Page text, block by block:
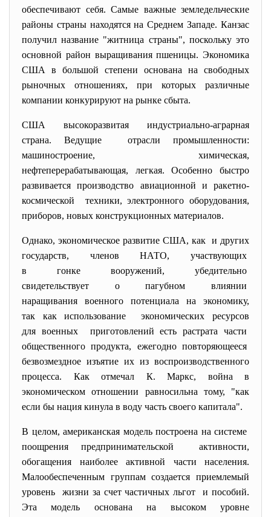
обеспечивают себя. Самые важные земледельческие
районы страны находятся на Среднем Западе. Канзас
получил название "житница страны", поскольку это
основной район выращивания пшеницы. Экономика
США в большой степени основана на свободных
рыночных отношениях, при которых различные
компании конкурируют на рынке сбыта.
США высокоразвитая индустриально-аграрная
страна. Ведущие отрасли промышленности:
машиностроение, химическая,
нефтеперерабатывающая, легкая. Особенно быстро
развивается производство авиационной и ракетно-
космической техники, электронного оборудования,
приборов, новых конструкционных материалов.
Однако, экономическое развитие США, как и других
государств, членов НАТО, участвующих
в гонке вооружений, убедительно
свидетельствует о пагубном влиянии
наращивания военного потенциала на экономику,
так как использование экономических ресурсов
для военных приготовлений есть растрата части
общественного продукта, ежегодно повторяющееся
безвозмездное изъятие их из воспроизводственного
процесса. Как отмечал К. Маркс, война в
экономическом отношении равносильна тому, "как
если бы нация кинула в воду часть своего капитала".
В целом, американская модель построена на системе
поощрения предпринимательской активности,
обогащения наиболее активной части населения.
Малообеспеченным группам создается приемлемый
уровень жизни за счет частичных льгот и пособий.
Эта модель основана на высоком уровне